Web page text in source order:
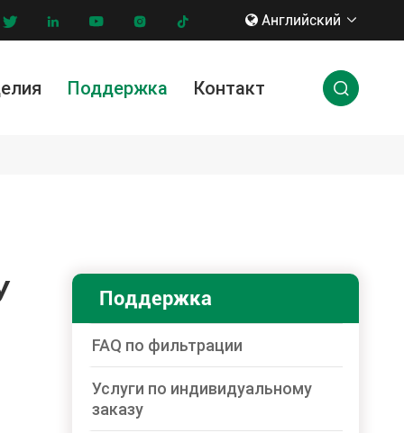
     Английский 
Поддержка Контакт 
Поддержка
FAQ по фильтрации
Услуги по индивидуальному
заказу